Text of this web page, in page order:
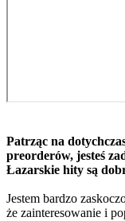
Patrząc na
preorderów, jesteś
Łazarskie hity są
Jestem bardzo
że zainteresowanie i